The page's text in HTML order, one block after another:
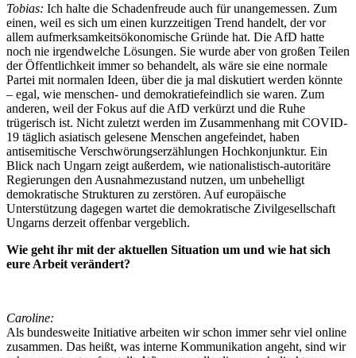
Tobias: Ich halte die Schadenfreude auch für unangemessen. Zum
einen, weil es sich um einen kurzzeitigen Trend handelt, der vor
allem aufmerksamkeitsökonomische Gründe hat. Die AfD hatte
noch nie irgendwelche Lösungen. Sie wurde aber von großen Teilen
der Öffentlichkeit immer so behandelt, als wäre sie eine normale
Partei mit normalen Ideen, über die ja mal diskutiert werden könnte
– egal, wie menschen- und demokratiefeindlich sie waren. Zum
anderen, weil der Fokus auf die AfD verkürzt und die Ruhe
trügerisch ist. Nicht zuletzt werden im Zusammenhang mit COVID-
19 täglich asiatisch gelesene Menschen angefeindet, haben
antisemitische Verschwörungserzählungen Hochkonjunktur. Ein
Blick nach Ungarn zeigt außerdem, wie nationalistisch-autoritäre
Regierungen den Ausnahmezustand nutzen, um unbehelligt
demokratische Strukturen zu zerstören. Auf europäische
Unterstützung dagegen wartet die demokratische Zivilgesellschaft
Ungarns derzeit offenbar vergeblich.
Wie geht ihr mit der aktuellen Situation um und wie hat sich
eure Arbeit verändert?
Caroline:
Als bundesweite Initiative arbeiten wir schon immer sehr viel online
zusammen. Das heißt, was interne Kommunikation angeht, sind wir